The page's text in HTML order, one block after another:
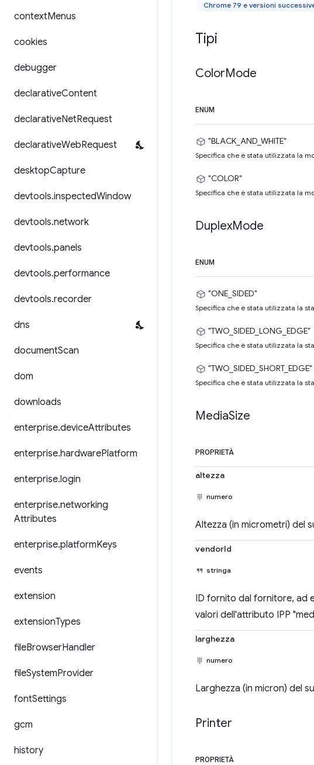
contextMenus
cookies
debugger
declarativeContent
declarativeNetRequest
declarativeWebRequest
desktopCapture
devtools.inspectedWindow
devtools.network
devtools.panels
devtools.performance
devtools.recorder
dns
documentScan
dom
downloads
enterprise.deviceAttributes
enterprise.hardwarePlatform
enterprise.login
enterprise.networking
Attributes
enterprise.platformKeys
events
extension
extensionTypes
fileBrowserHandler
fileSystemProvider
fontSettings
gcm
history
Chrome 79 e versioni
Tipi
ColorMode
ENUM
"BLACK_AND_WHITE"
Specifica che è stata utilizzata la
"COLOR"
Specifica che è stata utilizzata la
DuplexMode
ENUM
"ONE_SIDED"
Specifica che è stata utilizzata la
"TWO_SIDED_LONG_EDGE"
Specifica che è stata utilizzata la
"TWO_SIDED_SHORT_EDGE"
Specifica che è stata utilizzata la
MediaSize
PROPRIETÀ
altezza
numero
Altezza (in micrometri) del
vendorId
stringa
ID fornito dal fornitore, ad
valori dell'attributo IPP
larghezza
numero
Larghezza (in micron) del
Printer
PROPRIETÀ